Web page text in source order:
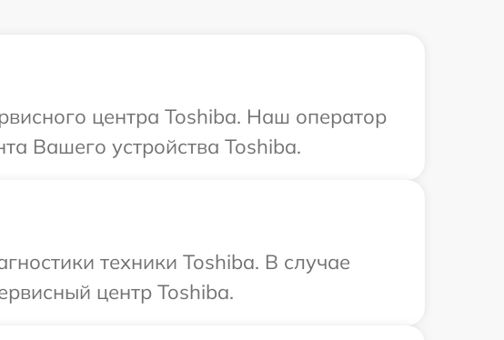
центра Toshiba. Наш оператор
Вашего устройства Toshiba.
техники Toshiba. В случае
центр Toshiba.